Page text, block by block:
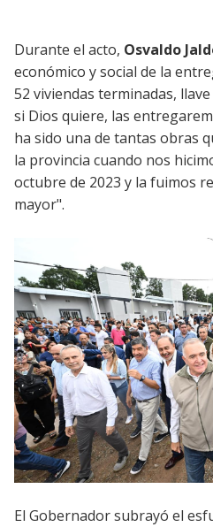
Durante el acto, Osvaldo
económico y social de la
52 viviendas terminadas,
si Dios quiere, las
ha sido una de tantas obras
la provincia cuando nos
octubre de 2023 y la fuimos
mayor".
El Gobernador subrayó el